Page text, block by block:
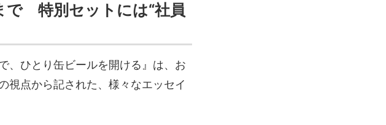
で 特別セットには“社員
、ひとり缶ビールを開ける』は、お
視点から記された、様々なエッセイ